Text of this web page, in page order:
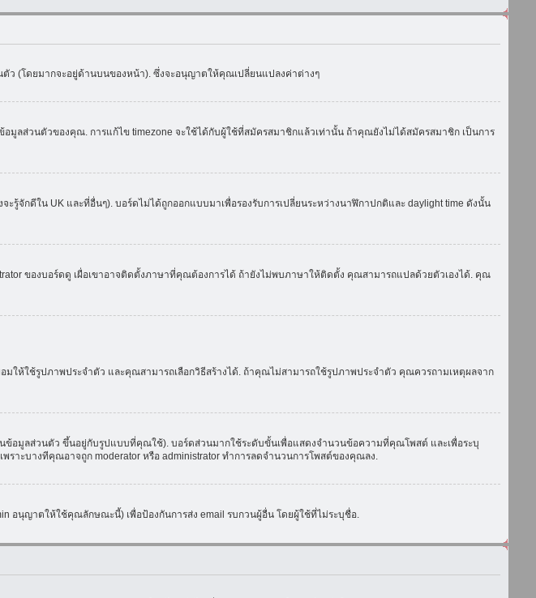
ว (โดยมากจะอยู่ด้านบนของหน้า). ซึ่งจะอนุญาตให้คุณเปลี่ยนแปลงค่าต่างๆ
ลส่วนตัวของคุณ. การแก้ไข timezone จะใช้ได้กับผู้ใช้ที่สมัครสมาชิกแล้วเท่านั้น ถ้าคุณยังไม่ได้สมัครสมาชิก เป็นการ
รู้จักดีใน UK และที่อื่นๆ). บอร์ดไม่ได้ถูกออกแบบมาเพื่อรองรับการเปลี่ยนระหว่างนาฬิกาปกติและ daylight time ดังนั้น
ของบอร์ดดู เผื่อเขาอาจติดตั้งภาษาที่คุณต้องการได้ ถ้ายังไม่พบภาษาให้ติดตั้ง คุณสามารถแปลด้วยตัวเองได้. คุณ
ห้ใช้รูปภาพประจำตัว และคุณสามารถเลือกวิธีสร้างได้. ถ้าคุณไม่สามารถใช้รูปภาพประจำตัว คุณควรถามเหตุผลจาก
อมูลส่วนตัว ขึ้นอยู่กับรูปแบบที่คุณใช้). บอร์ดส่วนมากใช้ระดับขั้นเพื่อแสดงจำนวนข้อความที่คุณโพสต์ และเพื่อระบุ
ราะบางทีคุณอาจถูก moderator หรือ administrator ทำการลดจำนวนการโพสต์ของคุณลง.
อนุญาตให้ใช้คุณลักษณะนี้) เพื่อป้องกันการส่ง email รบกวนผู้อื่น โดยผู้ใช้ที่ไม่ระบุชื่อ.